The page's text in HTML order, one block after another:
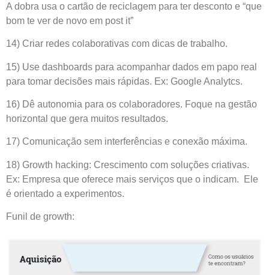
A dobra usa o cartão de reciclagem para ter desconto e “que
bom te ver de novo em post it”
14) Criar redes colaborativas com dicas de trabalho.
15) Use dashboards para acompanhar dados em papo real
para tomar decisões mais rápidas. Ex: Google Analytcs.
16) Dê autonomia para os colaboradores. Foque na gestão
horizontal que gera muitos resultados.
17) Comunicação sem interferências e conexão máxima.
18) Growth hacking: Crescimento com soluções criativas.
Ex: Empresa que oferece mais serviços que o indicam. Ele
é orientado a experimentos.
Funil de growth: